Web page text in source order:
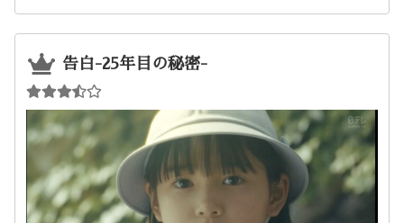
告白-25年目の秘密-